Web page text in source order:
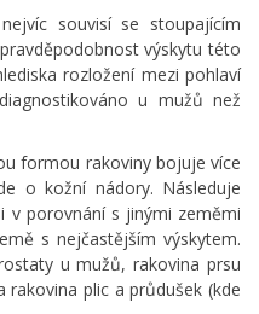
souvisí se stoupajícím
výskytu této
rozložení mezi pohlaví
u mužů než
formou rakoviny bojuje více
o kožní nádory. Následuje
v porovnání s jinými zeměmi
s nejčastějším výskytem.
u mužů, rakovina prsu
plic a průdušek (kde